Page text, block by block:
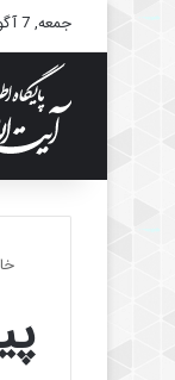
جمعه, 7 آگوست 2026